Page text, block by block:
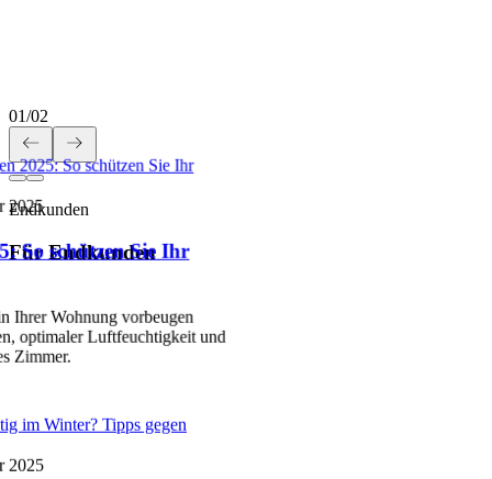
01/02
Endkunden
Für Endkunden
2025: So schützen Sie Ihr
2025
So schützen Sie Ihr
Ihrer Wohnung vorbeugen
optimaler Luftfeuchtigkeit und
Zimmer.
im Winter? Tipps gegen
2025